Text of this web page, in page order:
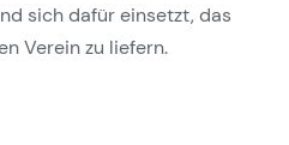
sich dafür einsetzt, das
Verein zu liefern.